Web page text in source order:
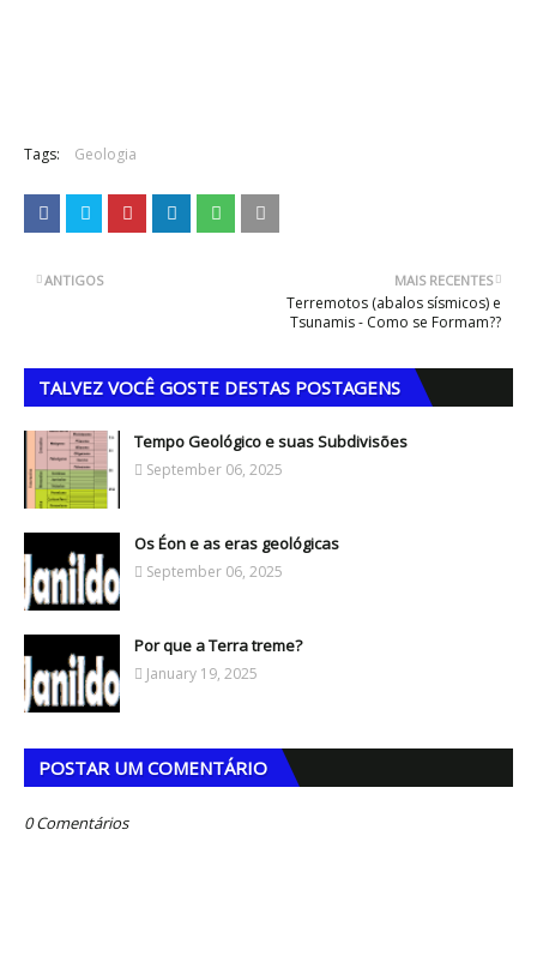
Tags: Geologia
MAIS RECENTES
Terremotos (abalos sísmicos) e
Tsunamis - Como se Formam??
ANTIGOS
TALVEZ VOCÊ GOSTE DESTAS POSTAGENS
Tempo Geológico e suas Subdivisões
September 06, 2025
Os Éon e as eras geológicas
September 06, 2025
Por que a Terra treme?
January 19, 2025
POSTAR UM COMENTÁRIO
0 Comentários